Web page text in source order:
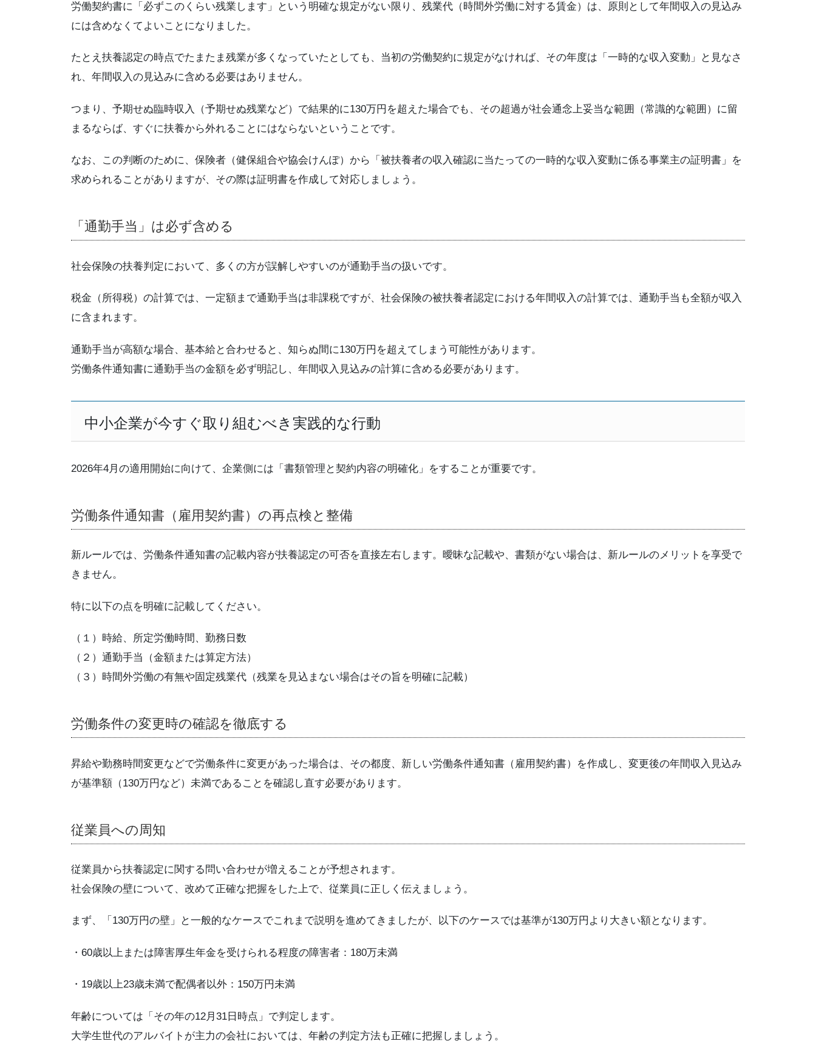
労働契約書に「必ずこのくらい残業します」という明確な規定がない限り、残業代（時間外労働に対する賃金）は、原則として年間収入の見込み
には含めなくてよいことになりました。
たとえ扶養認定の時点でたまたま残業が多くなっていたとしても、当初の労働契約に規定がなければ、その年度は「一時的な収入変動」と見なさ
れ、年間収入の見込みに含める必要はありません。
つまり、予期せぬ臨時収入（予期せぬ残業など）で結果的に130万円を超えた場合でも、その超過が社会通念上妥当な範囲（常識的な範囲）に留
まるならば、すぐに扶養から外れることにはならないということです。
なお、この判断のために、保険者（健保組合や協会けんぽ）から「被扶養者の収入確認に当たっての一時的な収入変動に係る事業主の証明書」を
求められることがありますが、その際は証明書を作成して対応しましょう。
「通勤手当」は必ず含める
社会保険の扶養判定において、多くの方が誤解しやすいのが通勤手当の扱いです。
税金（所得税）の計算では、一定額まで通勤手当は非課税ですが、社会保険の被扶養者認定における年間収入の計算では、通勤手当も全額が収入
に含まれます。
通勤手当が高額な場合、基本給と合わせると、知らぬ間に130万円を超えてしまう可能性があります。
労働条件通知書に通勤手当の金額を必ず明記し、年間収入見込みの計算に含める必要があります。
中小企業が今すぐ取り組むべき実践的な行動
2026年4月の適用開始に向けて、企業側には「書類管理と契約内容の明確化」をすることが重要です。
労働条件通知書（雇用契約書）の再点検と整備
新ルールでは、労働条件通知書の記載内容が扶養認定の可否を直接左右します。曖昧な記載や、書類がない場合は、新ルールのメリットを享受で
きません。
特に以下の点を明確に記載してください。
（１）時給、所定労働時間、勤務日数
（２）通勤手当（金額または算定方法）
（３）時間外労働の有無や固定残業代（残業を見込まない場合はその旨を明確に記載）
労働条件の変更時の確認を徹底する
昇給や勤務時間変更などで労働条件に変更があった場合は、その都度、新しい労働条件通知書（雇用契約書）を作成し、変更後の年間収入見込み
が基準額（130万円など）未満であることを確認し直す必要があります。
従業員への周知
従業員から扶養認定に関する問い合わせが増えることが予想されます。
社会保険の壁について、改めて正確な把握をした上で、従業員に正しく伝えましょう。
まず、「130万円の壁」と一般的なケースでこれまで説明を進めてきましたが、以下のケースでは基準が130万円より大きい額となります。
・60歳以上または障害厚生年金を受けられる程度の障害者：180万未満
・19歳以上23歳未満で配偶者以外：150万円未満
年齢については「その年の12月31日時点」で判定します。
大学生世代のアルバイトが主力の会社においては、年齢の判定方法も正確に把握しましょう。